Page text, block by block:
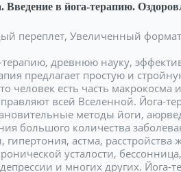
в йога-терапию.
переплет, Увеличенный
терапию, древнюю науку,
предлагает простую и
человек есть часть макрокосма
всей Вселенной. Йога-
методы йоги,
большого количества
астма, расстройства
усталости, бессонница,
и многих других. Йога-